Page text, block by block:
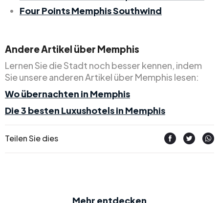
Four Points Memphis Southwind
Andere Artikel über Memphis
Lernen Sie die Stadt noch besser kennen, indem
Sie unsere anderen Artikel über Memphis lesen:
Wo übernachten in Memphis
Die 3 besten Luxushotels in Memphis
Teilen Sie dies
Mehr entdecken